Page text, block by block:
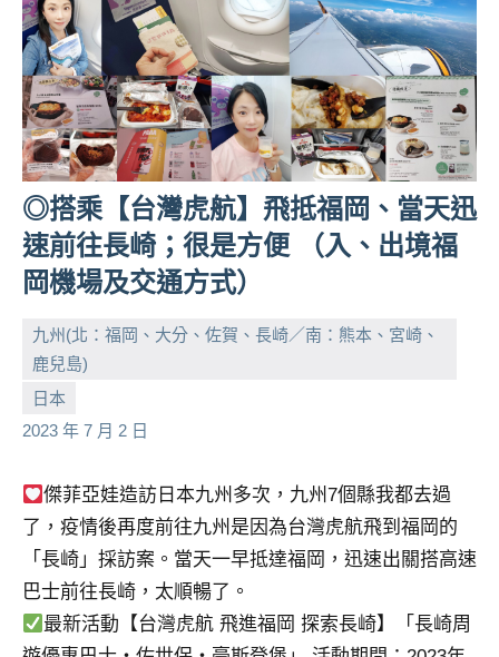
◎搭乘【台灣虎航】飛抵福岡、當天迅
速前往長崎；很是方便 （入、出境福
岡機場及交通方式）
九州(北：福岡、大分、佐賀、長崎／南：熊本、宮崎、
鹿兒島)
日本
2023 年 7 月 2 日
小
芳
No
comments
傑菲亞娃造訪日本九州多次，九州7個縣我都去過
了，疫情後再度前往九州是因為台灣虎航飛到福岡的
「長崎」採訪案。當天一早抵達福岡，迅速出關搭高速
巴士前往長崎，太順暢了。
最新活動【台灣虎航 飛進福岡 探索長崎】「長崎周